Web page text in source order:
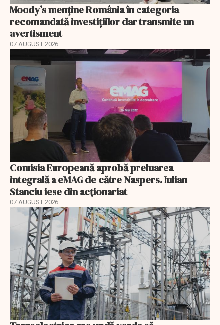
Moody’s menține România în categoria
recomandată investițiilor dar transmite un
avertisment
07 AUGUST 2026
Comisia Europeană aprobă preluarea
integrală a eMAG de către Naspers. Iulian
Stanciu iese din acționariat
07 AUGUST 2026